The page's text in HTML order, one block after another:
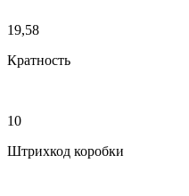
19,58
Кратность
10
Штрихкод коробки